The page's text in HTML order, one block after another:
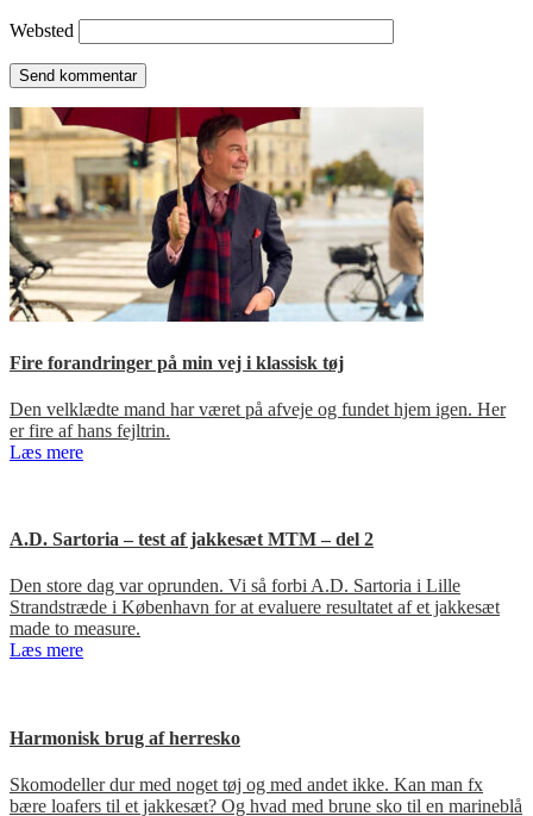
Websted
Fire forandringer på min vej i klassisk tøj
Den velklædte mand har været på afveje og fundet hjem igen. Her
er fire af hans fejltrin.
Læs mere
A.D. Sartoria – test af jakkesæt MTM – del 2
Den store dag var oprunden. Vi så forbi A.D. Sartoria i Lille
Strandstræde i København for at evaluere resultatet af et jakkesæt
made to measure.
Læs mere
Harmonisk brug af herresko
Skomodeller dur med noget tøj og med andet ikke. Kan man fx
bære loafers til et jakkesæt? Og hvad med brune sko til en marineblå